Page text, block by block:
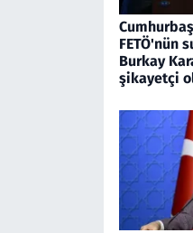
FETÖ'nün
Burkay
şikayetçi